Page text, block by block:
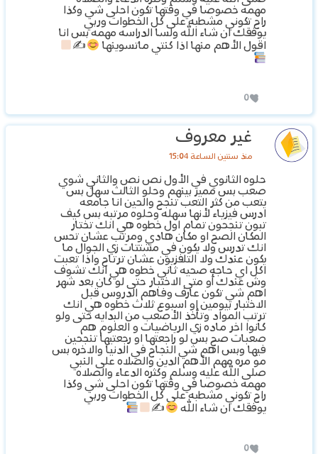
مهمه خصوصا في وقتها تكون احلى شي وكذا
راح تكوني مشطبه على كل الخطوات وربي
يوفقك ان شاء الله ولسا الدراسه مهمه بس انا
اقول الأهم منها اذا كنتي ماتسوينها
✍
0
غير معروف
منذ سنتين الساعة 15:04
حلوه الثانوي في الأول نص نص والثاني شوي
صعب بس مميز بينهم وحلو الثالث سهل بس
يتعب من كثر التعب تنجح والحين انا جامعه
ادرس فيزياء لأنها سهله وحلوه مرتبه بس كيف
تبون تنجحون تمام اول خطوه هي انك تختار
المكان الصح او مكان هادي ومرتب عشان تحس
انك تدرس ولا يكون في مشتتات زي الجوال ما
يكون عندك ولا التلفزيون عشان ترتاح واذا تعبت
اكل اي حاجه صحيه ثاني خطوه هي انك تشوف
وش عندك أو متى الاختبار حتى لو كان بعد شهر
اهم شي تكون عارف وفاهم الدروس قبل
الاختبار بيومين او اسبوع ثلاث خطوه هي انك
ترتب المواد وتأخذ الأصعب من البدايه حتى ولو
كانوا اخر ماده زي الرياضيات و العلوم هم
صعبات صح بس لو راجعتها او رجعتيها تنجحين
فيها وبس اهم شي النجاح في الدنيا والاخره بس
مو مره مهم الأهم الدين والصلاه على النبي
صلى الله عليه وسلم وكثره الدعاء والصلاه
مهمه خصوصا في وقتها تكون احلى شي وكذا
راح تكوني مشطبه على كل الخطوات وربي
يوفقك ان شاء الله
✍
0